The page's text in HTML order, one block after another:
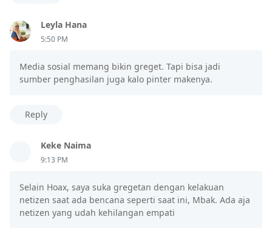
Leyla Hana
5:50 PM
Media sosial memang bikin greget. Tapi bisa jadi
sumber penghasilan juga kalo pinter makenya.
Reply
Keke Naima
9:13 PM
Selain Hoax, saya suka gregetan dengan kelakuan
netizen saat ada bencana seperti saat ini, Mbak. Ada aja
netizen yang udah kehilangan empati